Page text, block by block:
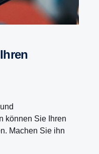
können Sie Ihren
Machen Sie ihn